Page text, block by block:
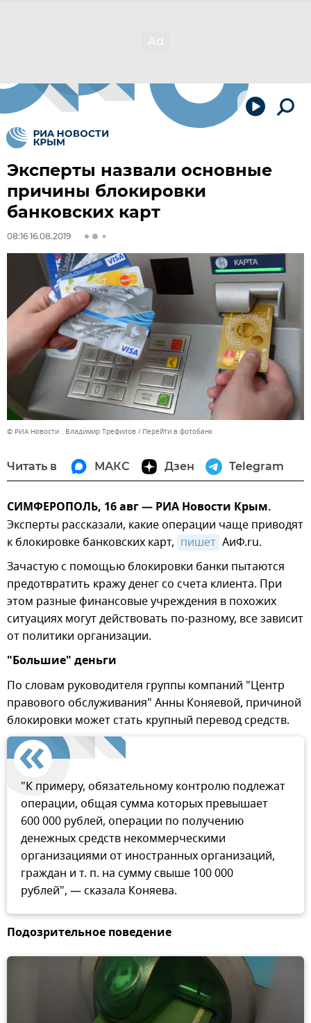
Эксперты назвали основные
причины блокировки
банковских карт
08:16 16.08.2019
© РИА Новости . Владимир Трефилов Перейти в фотобанк
Читать в МАКС Дзен Telegram
СИМФЕРОПОЛЬ, 16 авг — РИА Новости Крым.
Эксперты рассказали, какие операции чаще приводят
к блокировке банковских карт, пишет АиФ.ru.
Зачастую с помощью блокировки банки пытаются
предотвратить кражу денег со счета клиента. При
этом разные финансовые учреждения в похожих
ситуациях могут действовать по-разному, все зависит
от политики организации.
"Большие" деньги
По словам руководителя группы компаний "Центр
правового обслуживания" Анны Коняевой, причиной
блокировки может стать крупный перевод средств.
"К примеру, обязательному контролю подлежат
операции, общая сумма которых превышает
600 000 рублей, операции по получению
денежных средств некоммерческими
организациями от иностранных организаций,
граждан и т. п. на сумму свыше 100 000
рублей", — сказала Коняева.
Подозрительное поведение